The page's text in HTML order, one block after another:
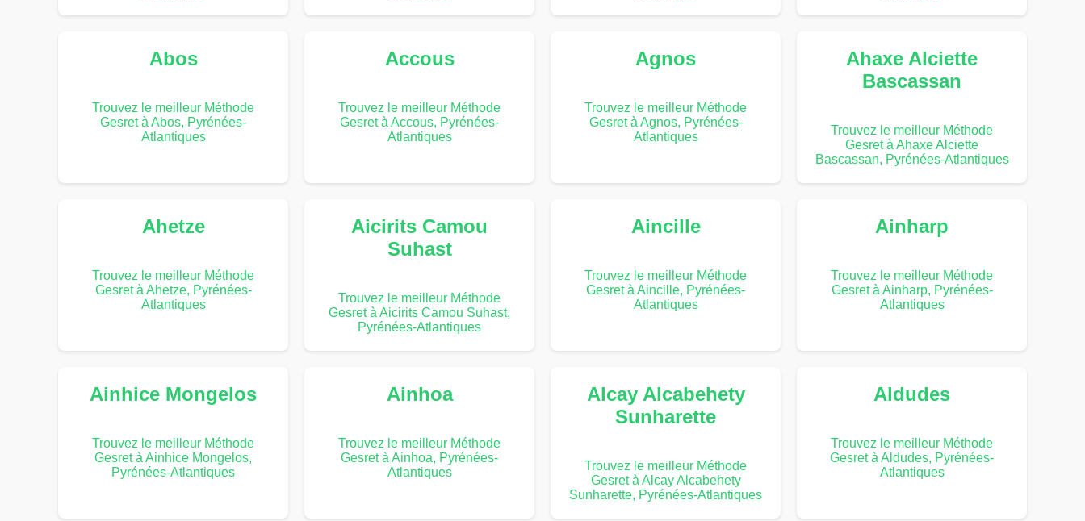
Abos
Trouvez le meilleur Méthode
Gesret à Abos, Pyrénées-
Atlantiques
Accous
Trouvez le meilleur Méthode
Gesret à Accous, Pyrénées-
Atlantiques
Agnos
Trouvez le meilleur Méthode
Gesret à Agnos, Pyrénées-
Atlantiques
Ahaxe Alciette
Bascassan
Trouvez le meilleur Méthode
Gesret à Ahaxe Alciette
Bascassan, Pyrénées-Atlantiques
Ahetze
Trouvez le meilleur Méthode
Gesret à Ahetze, Pyrénées-
Atlantiques
Aicirits Camou
Suhast
Trouvez le meilleur Méthode
Gesret à Aicirits Camou Suhast,
Pyrénées-Atlantiques
Aincille
Trouvez le meilleur Méthode
Gesret à Aincille, Pyrénées-
Atlantiques
Ainharp
Trouvez le meilleur Méthode
Gesret à Ainharp, Pyrénées-
Atlantiques
Ainhice Mongelos
Trouvez le meilleur Méthode
Gesret à Ainhice Mongelos,
Pyrénées-Atlantiques
Ainhoa
Trouvez le meilleur Méthode
Gesret à Ainhoa, Pyrénées-
Atlantiques
Alcay Alcabehety
Sunharette
Trouvez le meilleur Méthode
Gesret à Alcay Alcabehety
Sunharette, Pyrénées-Atlantiques
Aldudes
Trouvez le meilleur Méthode
Gesret à Aldudes, Pyrénées-
Atlantiques